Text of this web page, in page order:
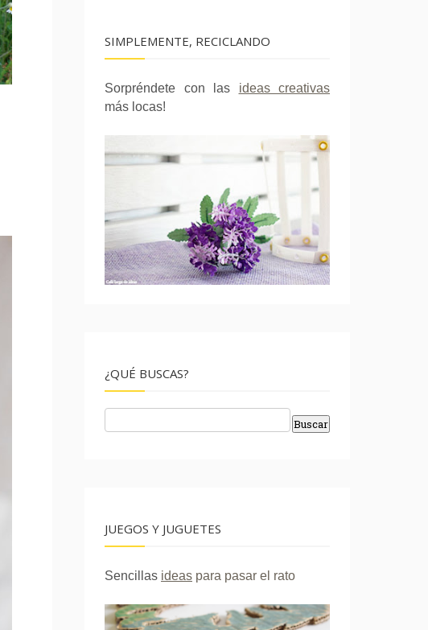
SIMPLEMENTE, RECICLANDO
Sorpréndete con las ideas creativas
más locas!
¿QUÉ BUSCAS?
JUEGOS Y JUGUETES
Sencillas ideas para pasar el rato